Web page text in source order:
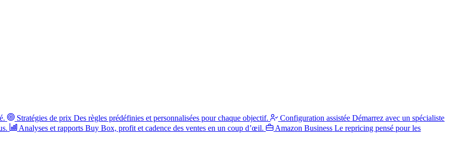
Stratégies de prix Des règles prédéfinies et personnalisées pour chaque objectif. Configuration assistée Démarrez avec un spécialiste
Analyses et rapports Buy Box, profit et cadence des ventes en un coup d’œil. Amazon Business Le repricing pensé pour les